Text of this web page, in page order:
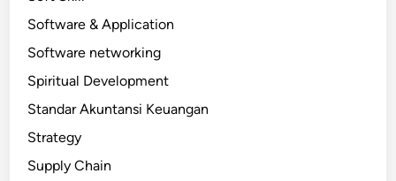
Software & Application
Software networking
Spiritual Development
Standar Akuntansi Keuangan
Strategy
Supply Chain